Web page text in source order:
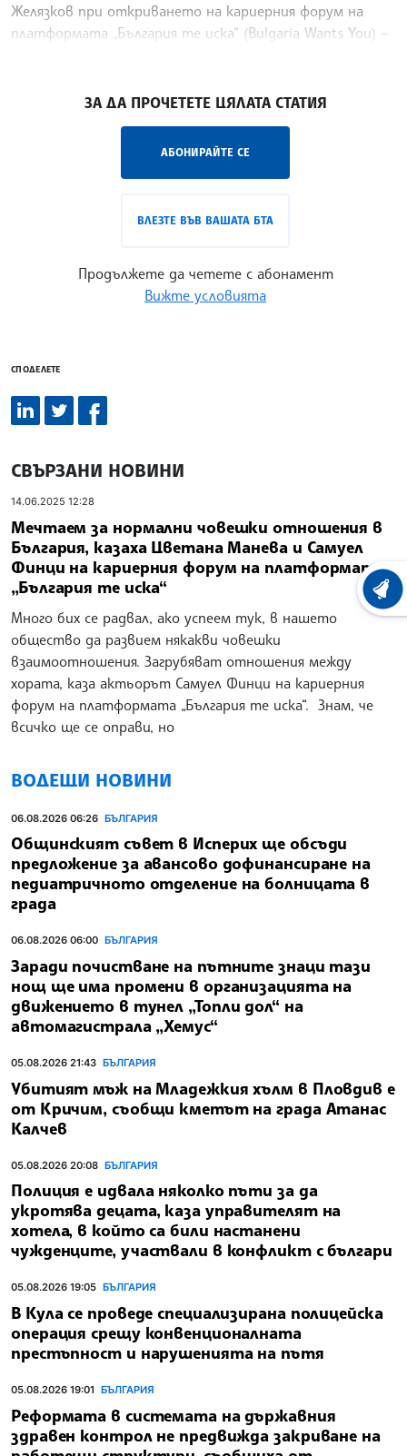
Желязков при откриването на кариерния форум на
платформата „България те иска“ (Bulgaria Wants You) –
ЗА ДА ПРОЧЕТЕТЕ ЦЯЛАТА СТАТИЯ
АБОНИРАЙТЕ СЕ
ВЛЕЗТЕ ВЪВ ВАШАТА БТА
Продължете да четете с абонамент
Вижте условията
СПОДЕЛЕТЕ
СВЪРЗАНИ НОВИНИ
14.06.2025 12:28
Мечтаем за нормални човешки отношения в
България, казаха Цветана Манева и Самуел
Финци на кариерния форум на платформата
„България те иска“
Много бих се радвал, ако успеем тук, в нашето
общество да развием някакви човешки
взаимоотношения. Загрубяват отношения между
хората, каза актьорът Самуел Финци на кариерния
форум на платформата „България те иска“. Знам, че
всичко ще се оправи, но
ВОДЕЩИ НОВИНИ
06.08.2026 06:26 БЪЛГАРИЯ
Общинският съвет в Исперих ще обсъди
предложение за авансово дофинансиране на
педиатричното отделение на болницата в
града
06.08.2026 06:00 БЪЛГАРИЯ
Заради почистване на пътните знаци тази
нощ ще има промени в организацията на
движението в тунел „Топли дол“ на
автомагистрала „Хемус“
05.08.2026 21:43 БЪЛГАРИЯ
Убитият мъж на Младежкия хълм в Пловдив е
от Кричим, съобщи кметът на града Атанас
Калчев
05.08.2026 20:08 БЪЛГАРИЯ
Полиция е идвала няколко пъти за да
укротява децата, каза управителят на
хотела, в който са били настанени
чужденците, участвали в конфликт с българи
05.08.2026 19:05 БЪЛГАРИЯ
В Кула се проведе специализирана полицейска
операция срещу конвенционалната
престъпност и нарушенията на пътя
05.08.2026 19:01 БЪЛГАРИЯ
Реформата в системата на държавния
здравен контрол не предвижда закриване на